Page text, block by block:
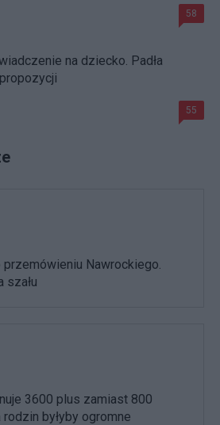
58
na dziecko. Padła
55
przemówieniu Nawrockiego.
szału
3600 plus zamiast 800
rodzin byłyby ogromne